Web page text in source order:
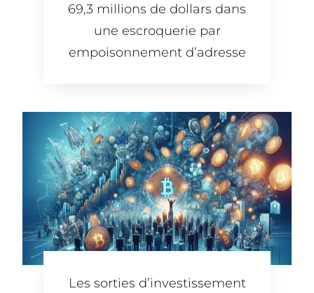
69,3 millions de dollars dans
une escroquerie par
empoisonnement d’adresse
Les sorties d’investissement